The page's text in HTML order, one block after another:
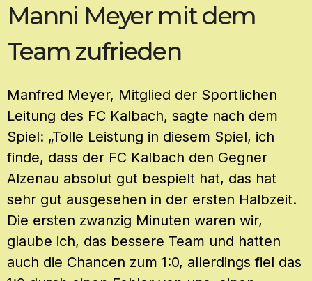
Manni Meyer mit dem
Team zufrieden
Manfred Meyer, Mitglied der Sportlichen
Leitung des FC Kalbach, sagte nach dem
Spiel: „Tolle Leistung in diesem Spiel, ich
finde, dass der FC Kalbach den Gegner
Alzenau absolut gut bespielt hat, das hat
sehr gut ausgesehen in der ersten Halbzeit.
Die ersten zwanzig Minuten waren wir,
glaube ich, das bessere Team und hatten
auch die Chancen zum 1:0, allerdings fiel das